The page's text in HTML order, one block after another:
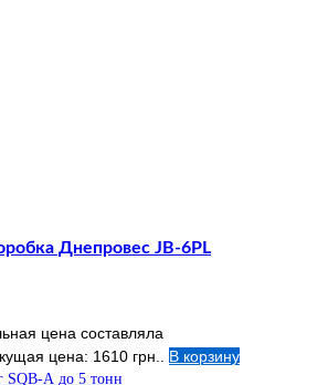
Днепровес JB-6PL
цена составляла
цена: 1610 грн.. В корзину